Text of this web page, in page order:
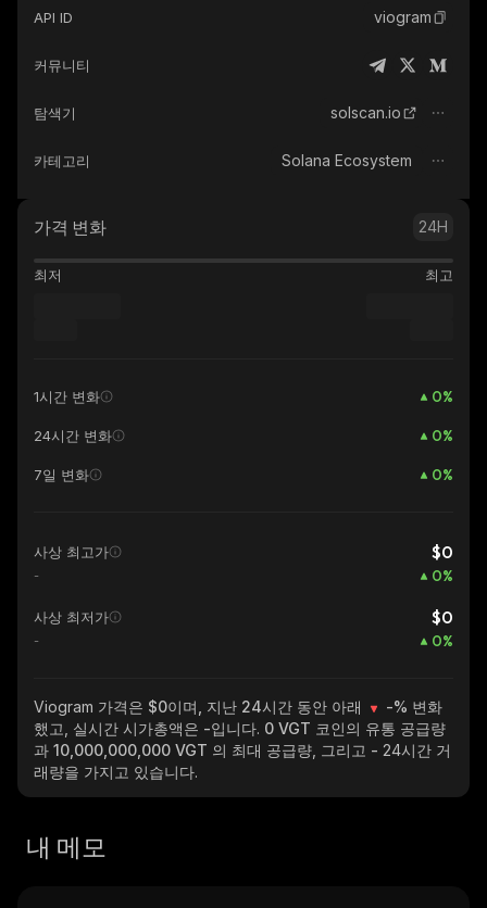
API ID viogram
커뮤니티
탐색기 solscan.io
카테고리 Solana Ecosystem
가격 변화 24H
최저 최고
1시간 변화 0%
24시간 변화 0%
7일 변화 0%
사상 최고가 $0
- 0%
사상 최저가 $0
- 0%
Viogram 가격은 $0이며, 지난 24시간 동안 아래 -% 변화
했고, 실시간 시가총액은 -입니다. 0 VGT 코인의 유통 공급량
과 10,000,000,000 VGT 의 최대 공급량, 그리고 - 24시간 거
래량을 가지고 있습니다.
내 메모